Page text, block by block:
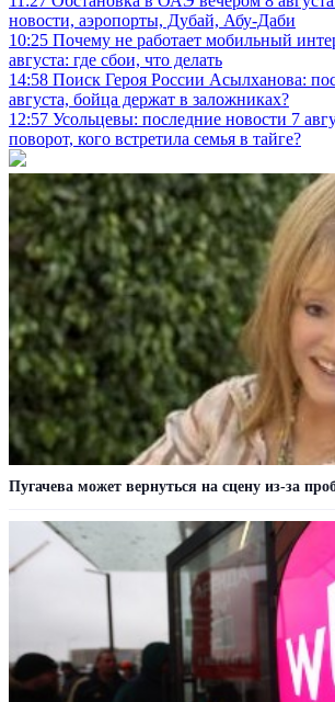
новости, аэропорты, Дубай, Абу-Даби
10:25 Почему не работает мобильный
августа: где сбои, что делать
14:58 Поиск Героя России Асылханова:
августа, бойца держат в заложниках?
12:57 Усольцевы: последние новости 7
поворот, кого встретила семья в тайге?
Пугачева может вернуться на сцену из-за